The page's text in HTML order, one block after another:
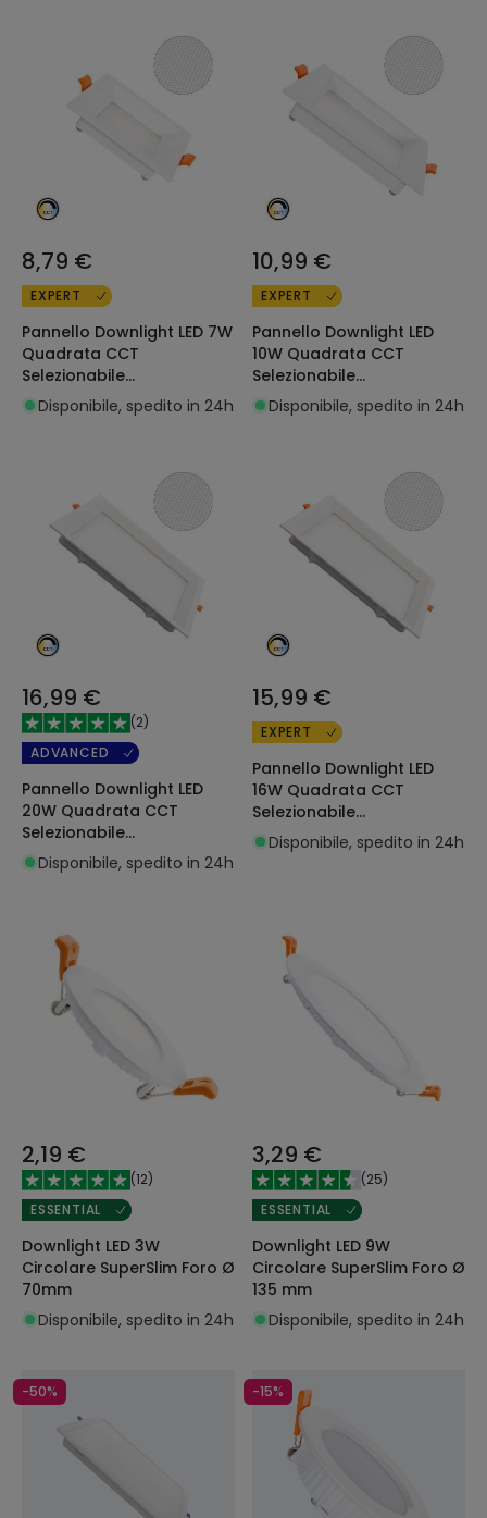
8,79 €
EXPERT
Pannello Downlight LED 7W
Quadrata CCT
Selezionabile
Microprismatica LIFUD
Foro 75x75 mm
Disponibile, spedito in 24h
10,99 €
EXPERT
Pannello Downlight LED
10W Quadrata CCT
Selezionabile
Microprismatica LIFUD
Foro 110x110 mm
Disponibile, spedito in 24h
16,99 €
(2)
ADVANCED
Pannello Downlight LED
20W Quadrata CCT
Selezionabile
Microprismatica LIFUD
Foro 200x200 mm
Disponibile, spedito in 24h
15,99 €
EXPERT
Pannello Downlight LED
16W Quadrata CCT
Selezionabile
Microprismatica LIFUD
Foro 150x150 mm
Disponibile, spedito in 24h
2,19 €
(12)
ESSENTIAL
Downlight LED 3W
Circolare SuperSlim Foro Ø
70mm
Disponibile, spedito in 24h
3,29 €
(25)
ESSENTIAL
Downlight LED 9W
Circolare SuperSlim Foro Ø
135 mm
Disponibile, spedito in 24h
-50% -15%